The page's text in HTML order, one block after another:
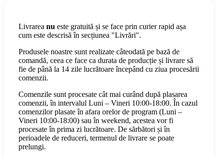
Livrarea nu este gratuită și se face prin curier rapid așa
cum este descrisă în secțiunea "Livrări".
Produsele noastre sunt realizate câteodată pe bază de
comandă, ceea ce face ca durata de producție și livrare să
fie de până la 14 zile lucrătoare începând cu ziua procesării
comenzii.
Comenzile sunt procesate cât mai curând după plasarea
comenzii, în intervalul Luni – Vineri 10:00-18:00. În cazul
comenzilor plasate în afara orelor de program (Luni –
Vineri 10:00-18:00) sau în weekend, acestea vor fi
procesate în prima zi lucrătoare. De sărbători și în
perioadele de reduceri, termenul de livrare se poate
prelungi.